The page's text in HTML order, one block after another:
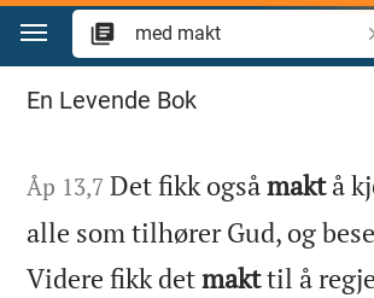
Skift til innhold
Søk i Bibelen
En Levende Bok
Åp 13,7 Det fikk ogsåmaktå
alle som tilhører Gud, og
Videre fikk detmakttil å